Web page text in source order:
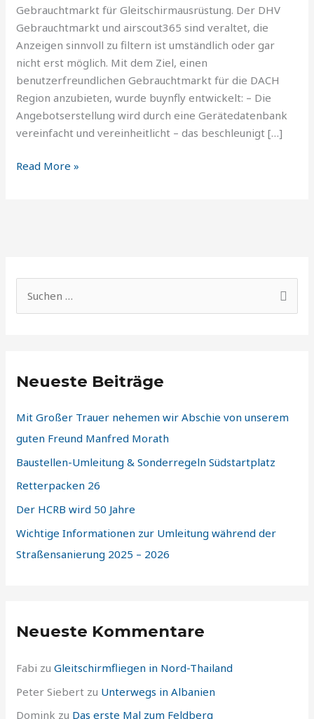
Gebrauchtmarkt für Gleitschirmausrüstung. Der DHV
Gebrauchtmarkt und airscout365 sind veraltet, die
Anzeigen sinnvoll zu filtern ist umständlich oder gar
nicht erst möglich. Mit dem Ziel, einen
benutzerfreundlichen Gebrauchtmarkt für die DACH
Region anzubieten, wurde buynfly entwickelt: – Die
Angebotserstellung wird durch eine Gerätedatenbank
vereinfacht und vereinheitlicht – das beschleunigt […]
Read More »
e
n
a
c
h
:
Neueste Beiträge
Mit Großer Trauer nehemen wir Abschie von unserem
guten Freund Manfred Morath
​Baustellen-Umleitung & Sonderregeln Südstartplatz
Retterpacken 26
Der HCRB wird 50 Jahre
Wichtige Informationen zur Umleitung während der
Straßensanierung 2025 – 2026
Neueste Kommentare
Fabi zuGleitschirmfliegen in Nord-Thailand
Peter Siebert zu Unterwegs in Albanien
Domink zu Das erste Mal zum Feldberg